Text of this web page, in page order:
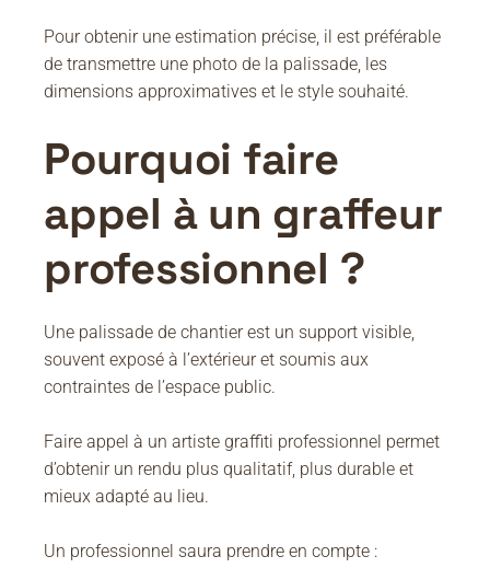
Pour obtenir une estimation précise, il est préférable
de transmettre une photo de la palissade, les
dimensions approximatives et le style souhaité.
Pourquoi faire
appel à un graffeur
professionnel ?
Une palissade de chantier est un support visible,
souvent exposé à l’extérieur et soumis aux
contraintes de l’espace public.
Faire appel à un artiste graffiti professionnel permet
d’obtenir un rendu plus qualitatif, plus durable et
mieux adapté au lieu.
Un professionnel saura prendre en compte :